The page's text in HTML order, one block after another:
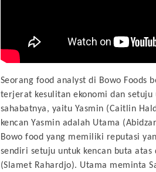
Seorang food analyst di Bowo Foods
terjerat kesulitan ekonomi dan
sahabatnya, yaitu Yasmin (Caitlin
kencan Yasmin adalah Utama
Bowo food yang memiliki reputasi
sendiri setuju untuk kencan buta atas
(Slamet Rahardjo). Utama meminta